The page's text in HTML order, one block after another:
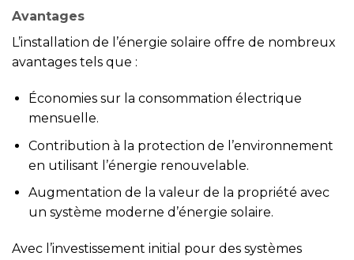
Avantages
L’installation de l’énergie solaire offre de nombreux
avantages tels que :
Économies sur la consommation électrique
mensuelle.
Contribution à la protection de l’environnement
en utilisant l’énergie renouvelable.
Augmentation de la valeur de la propriété avec
un système moderne d’énergie solaire.
Avec l’investissement initial pour des systèmes